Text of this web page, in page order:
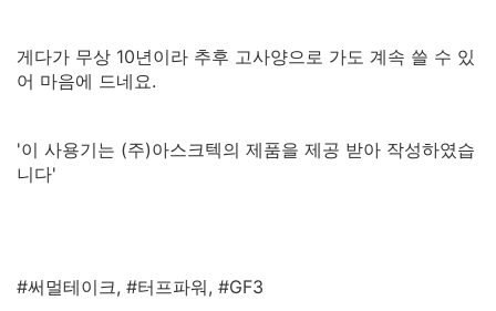
게다가 무상 10년이라 추후 고사양으로 가도 계속 쓸 수 있
어 마음에 드네요.
'이 사용기는 (주)아스크텍의 제품을 제공 받아 작성하였습
니다'
#써멀테이크, #터프파워, #GF3